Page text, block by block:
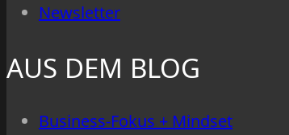
Newsletter
AUS DEM BLOG
Business-Fokus + Mindset